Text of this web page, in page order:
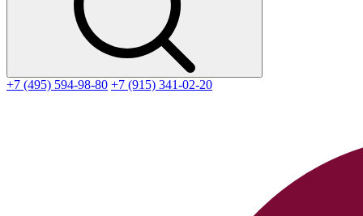
+7 (495) 594-98-80 +7 (915) 341-02-20